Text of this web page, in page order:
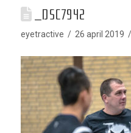
_DSC7942
eyetractive 26 april 2019